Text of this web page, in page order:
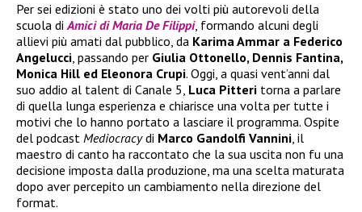
Per sei edizioni è stato uno dei volti più autorevoli della
scuola diAmici di Maria De Filippi, formando alcuni degli
allievi più amati dal pubblico, da Karima Ammar a Federico
Angelucci, passando per Giulia Ottonello, Dennis Fantina,
Monica Hill ed Eleonora Crupi. Oggi, a quasi vent’anni dal
suo addio al talent di Canale 5, Luca Pitteri torna a parlare
di quella lunga esperienza e chiarisce una volta per tutte i
motivi che lo hanno portato a lasciare il programma. Ospite
del podcast Mediocracydi Marco Gandolfi Vannini, il
maestro di canto ha raccontato che la sua uscita non fu una
decisione imposta dalla produzione, ma una scelta maturata
dopo aver percepito un cambiamento nella direzione del
format.